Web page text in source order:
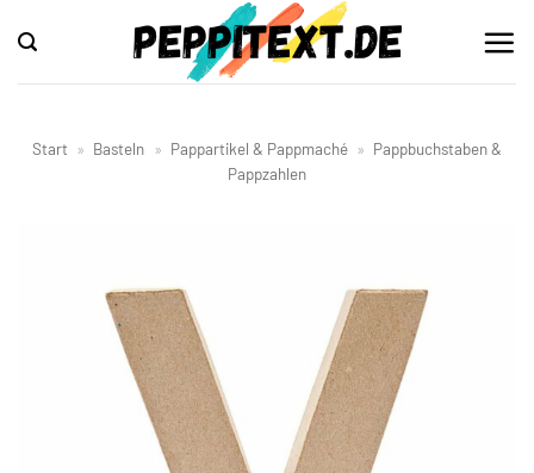
Inhalt
springen
Start » Basteln » Pappartikel & Pappmaché » Pappbuchstaben &
Pappzahlen